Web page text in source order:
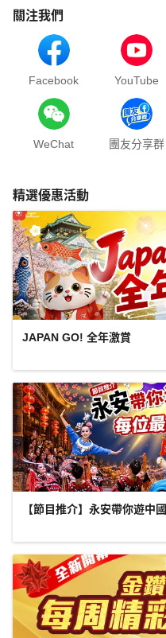
關注我們
Facebook YouTube
WeChat 團友分享群
精選優惠活動
JAPAN GO! 全年激賞
【節目推介】永安帶你遊中國